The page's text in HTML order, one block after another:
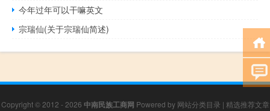
今年过年可以干嘛英文
宗瑞仙(关于宗瑞仙简述)
Copyright © 2012 - 2026 中南民族工商网 Powered by 网站分类目录 | 精选推荐文章